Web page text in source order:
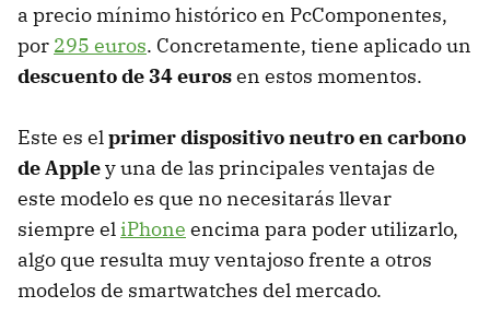
a precio mínimo histórico en PcComponentes,
por 295 euros. Concretamente, tiene aplicado un
descuento de 34 eurosen estos momentos.
Este es elprimer dispositivo neutro en carbono
de Appley una de las principales ventajas de
este modelo es que no necesitarás llevar
siempre el iPhone encima para poder utilizarlo,
algo que resulta muy ventajoso frente a otros
modelos de smartwatches del mercado.